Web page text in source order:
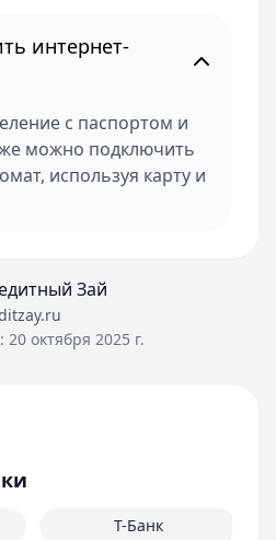
интернет-
с паспортом и
можно подключить
используя карту и
Зай
20 октября 2025 г.
Т-Банк